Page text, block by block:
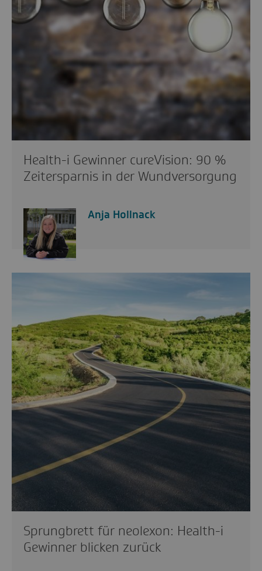
Health-i Gewinner cureVision: 90 %
Zeitersparnis in der Wundversorgung
Anja Hollnack
Sprungbrett für neolexon: Health-i
Gewinner blicken zurück